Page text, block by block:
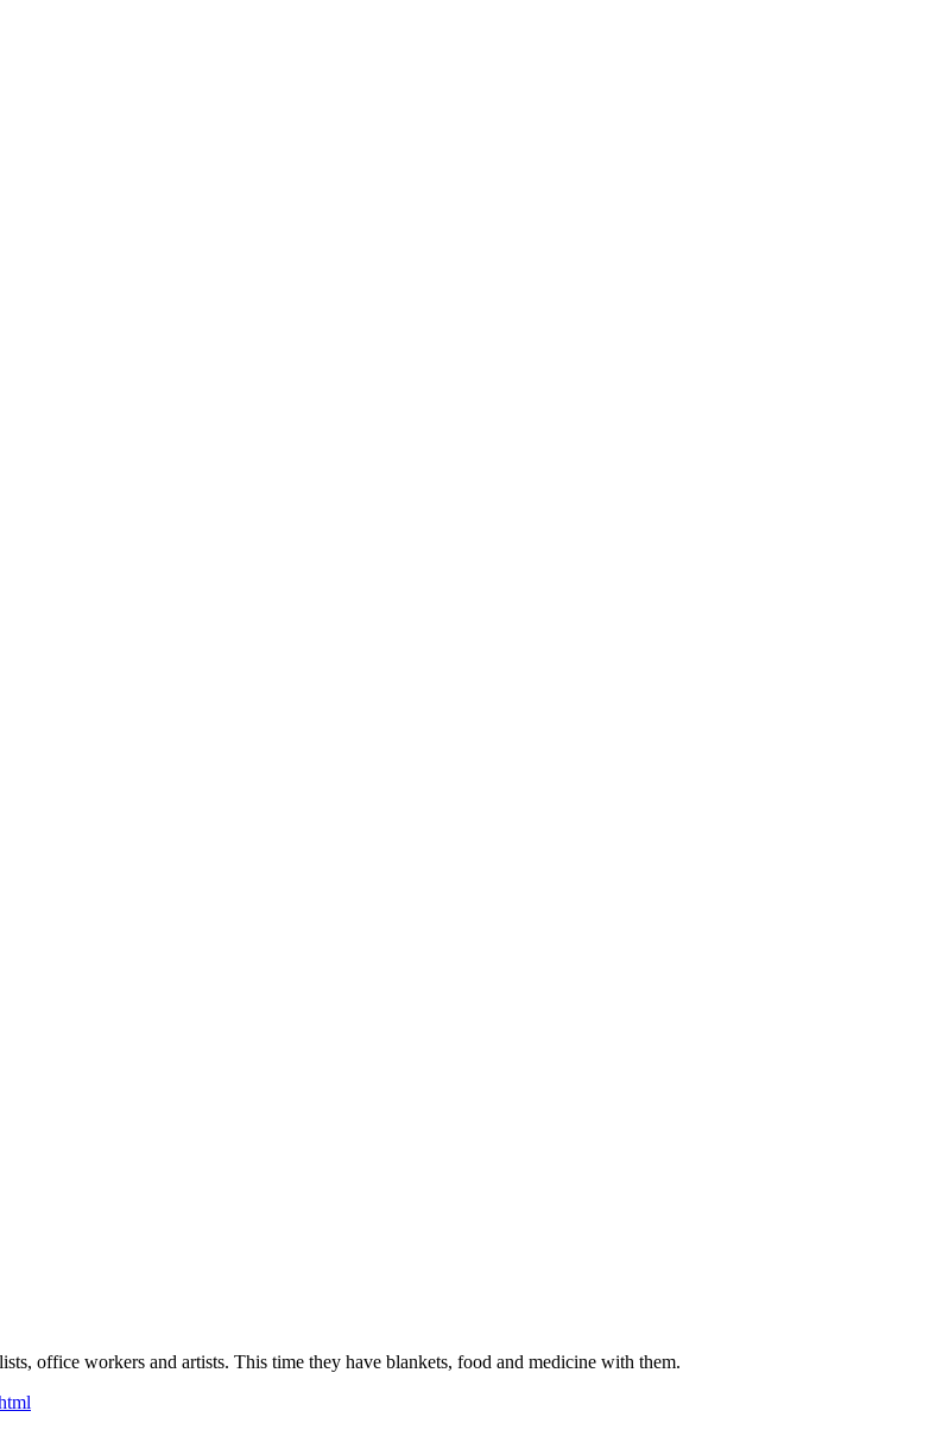
office workers and artists. This time they have blankets, food and medicine with them.